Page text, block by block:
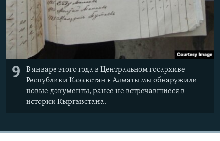
9
В январе этого года в Центральном госархиве
Республики Казакстан в Алматы мы обнаружили
новые документы, ранее не встречавшиеся в
истории Кыргызстана.